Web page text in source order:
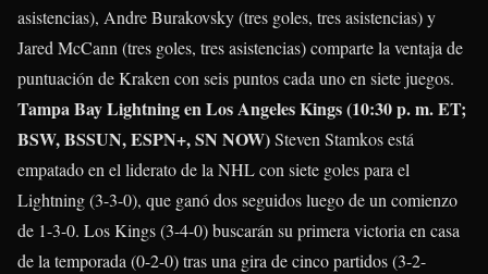
asistencias), Andre Burakovsky(tres goles, tres asistencias) y
Jared McCann(tres goles, tres asistencias) comparte la ventaja de
puntuación de Kraken con seis puntos cada uno en siete juegos.
Tampa Bay Lightning en Los Angeles Kings (10:30 p. m. ET;
BSW, BSSUN, ESPN+, SN NOW)Steven Stamkosestá
empatado en el liderato de la NHL con siete goles para el
Lightning (3-3-0), que ganó dos seguidos luego de un comienzo
de 1-3-0. Los Kings (3-4-0) buscarán su primera victoria en casa
de la temporada (0-2-0) tras una gira de cinco partidos (3-2-